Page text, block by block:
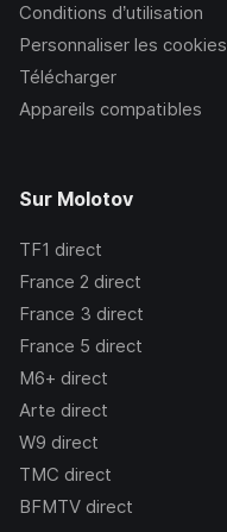
Conditions d’utilisation
Personnaliser les cookies
Télécharger
Appareils compatibles
Sur Molotov
TF1 direct
France 2 direct
France 3 direct
France 5 direct
M6+ direct
Arte direct
W9 direct
TMC direct
BFMTV direct